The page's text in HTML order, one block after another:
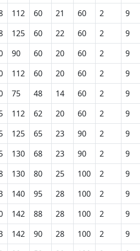
112 60 21 60 2
9
125 60 22 60 2
9
90 60 20 60 2
9
112 60 20 60 2
9
75 48 14 60 2
9
112 62 20 60 2
9
125 65 23 90 2
9
130 68 23 90 2
9
130 80 25 100 2
9
140 95 28 100 2
9
142 88 28 100 2
9
142 90 28 100 2
9